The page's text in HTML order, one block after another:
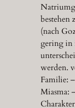
bestehen
(nach
gering in
werden.
Familie:
Miasma: